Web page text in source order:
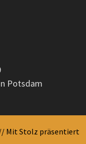
Potsdam
// Mit Stolz präsentiert